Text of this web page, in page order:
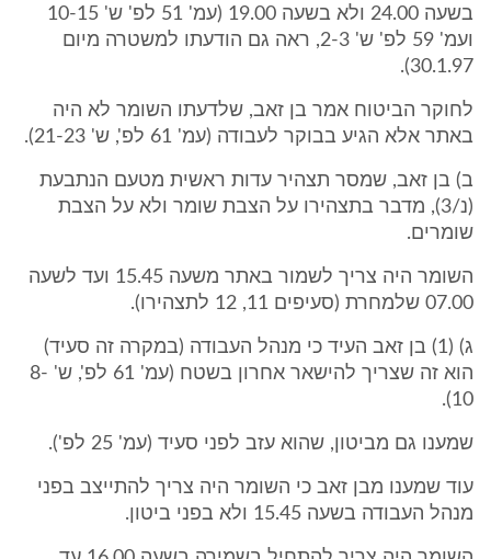
בשעה 24.00 ולא בשעה 19.00 (עמ' 51 לפ' ש' 10-15
ועמ' 59 לפ' ש' 2-3, ראה גם הודעתו למשטרה מיום
30.1.97).
לחוקר הביטוח אמר בן זאב, שלדעתו השומר לא היה
באתר אלא הגיע בבוקר לעבודה (עמ' 61 לפ', ש' 21-23).
ב) בן זאב, שמסר תצהיר עדות ראשית מטעם הנתבעת
(נ/3), מדבר בתצהירו על הצבת שומר ולא על הצבת
שומרים.
השומר היה צריך לשמור באתר משעה 15.45 ועד לשעה
07.00 שלמחרת (סעיפים 11, 12 לתצהירו).
ג) (1) בן זאב העיד כי מנהל העבודה (במקרה זה סעיד)
הוא זה שצריך להישאר אחרון בשטח (עמ' 61 לפ', ש' 8-
10).
שמענו גם מביטון, שהוא עזב לפני סעיד (עמ' 25 לפ').
עוד שמענו מבן זאב כי השומר היה צריך להתייצב בפני
מנהל העבודה בשעה 15.45 ולא בפני ביטון.